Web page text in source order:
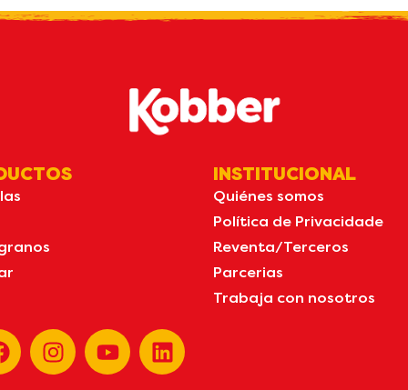
INSTITUCIONAL
Quiénes somos
Política de Privacidade
Reventa/Terceros
Parcerias
Trabaja con nosotros